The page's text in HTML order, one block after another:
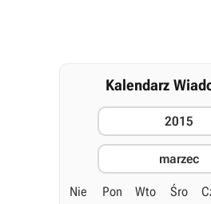
Kalendarz
2015
marzec
Nie Pon Wto Śro